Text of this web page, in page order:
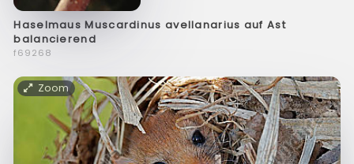
Haselmaus Muscardinus avellanarius auf Ast
balancierend
f69268
Zoom